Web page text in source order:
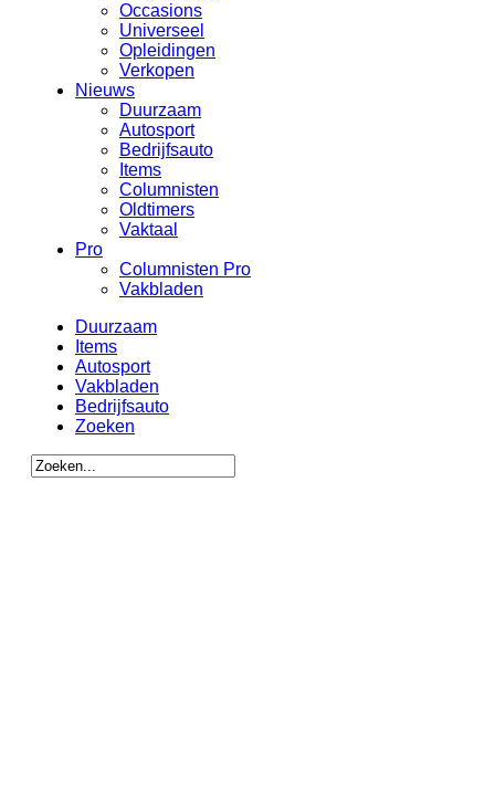
Occasions
Universeel
Opleidingen
Verkopen
Nieuws
Duurzaam
Autosport
Bedrijfsauto
Items
Columnisten
Oldtimers
Vaktaal
Pro
Columnisten Pro
Vakbladen
Duurzaam
Items
Autosport
Vakbladen
Bedrijfsauto
Zoeken